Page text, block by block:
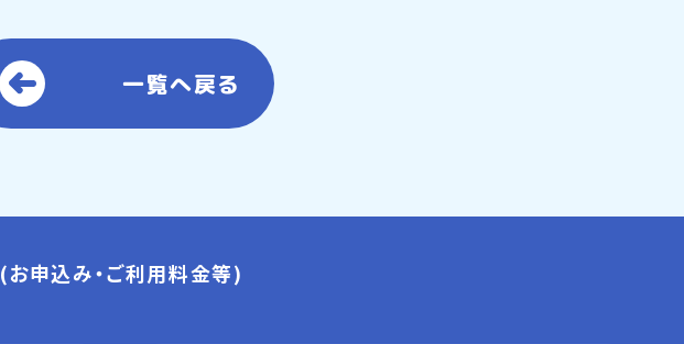
一覧へ戻る
(お申込み・ご利用料金等)